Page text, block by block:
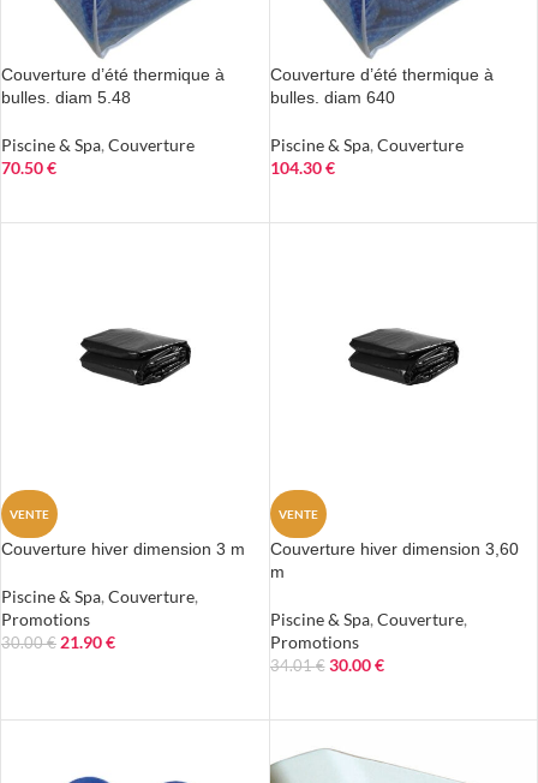
Couverture d’été thermique à
bulles. diam 5.48
Piscine & Spa, Couverture
70.50€
Couverture d’été thermique à
bulles. diam 640
Piscine & Spa, Couverture
104.30€
VENTE
Couverture hiver dimension 3 m
Piscine & Spa, Couverture,
Promotions
30.00€ 21.90€
VENTE
Couverture hiver dimension 3,60
m
Piscine & Spa, Couverture,
Promotions
34.01€ 30.00€